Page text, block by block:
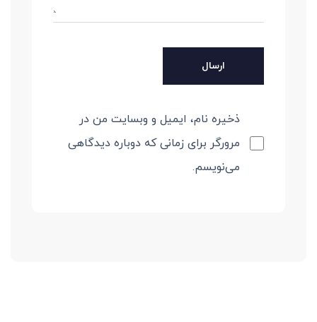
ذخیره نام، ایمیل و وبسایت من در
مرورگر برای زمانی که دوباره دیدگاهی
می‌نویسم.